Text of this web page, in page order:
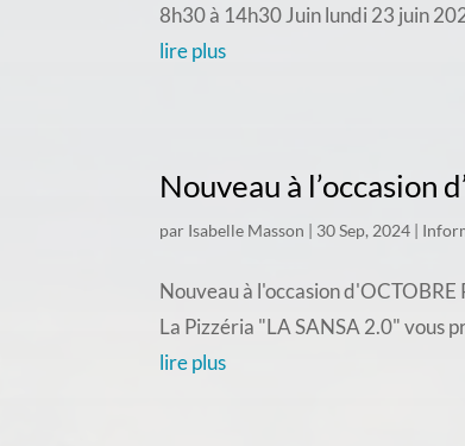
8h30 à 14h30 Juin lundi 23 juin
lire plus
Nouveau à l’occasion
par Isabelle Masson | 30 Sep, 2024 |
Nouveau à l'occasion
La Pizzéria "LA SANSA 2.0" vous
lire plus